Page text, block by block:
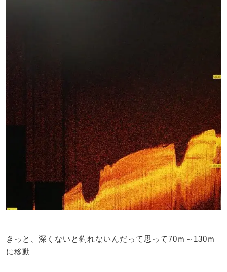
きっと、深くないと釣れないんだって思って70ｍ～130ｍ
に移動